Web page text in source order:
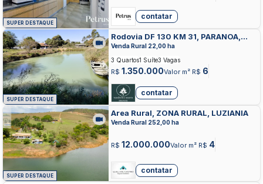
SUPER DESTAQUE
contatar
SUPER DESTAQUE
Rodovia DF 130 KM 31, PARANOA,
PARANOA
Venda Rural 22,00 ha
R$ 1.350.000Valor m² R$ 6
3 Quartos1 Suíte3 Vagas
contatar
SUPER DESTAQUE
Area Rural, ZONA RURAL, LUZIANIA
Venda Rural 252,00 ha
R$ 12.000.000Valor m² R$ 4
contatar